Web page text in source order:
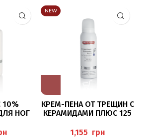
НОГ
NEW
КРЕМ-ПЕНА ОТ ТРЕЩИН С
КЕРАМИДАМИ ПЛЮС 125
SCHRUNDEN) PEDIBAEHR
грн